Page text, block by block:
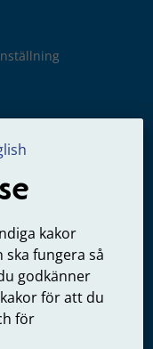
kakor
fungera så
godkänner
för att du
för
från statlig